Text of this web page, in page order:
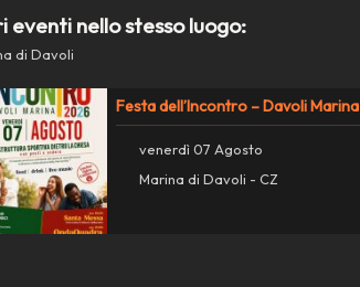
eventi nello stesso luogo:
di Davoli
Festa dell’Incontro – Davoli Marina
venerdì 07 Agosto
Marina di Davoli - CZ